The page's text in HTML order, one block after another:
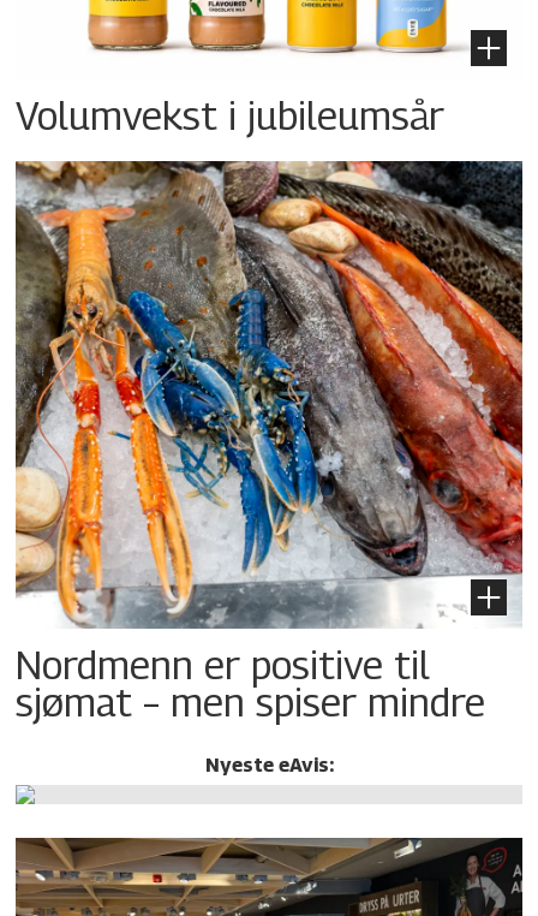
Volumvekst i jubileumsår
Nordmenn er positive til
sjømat – men spiser mindre
Nyeste eAvis: